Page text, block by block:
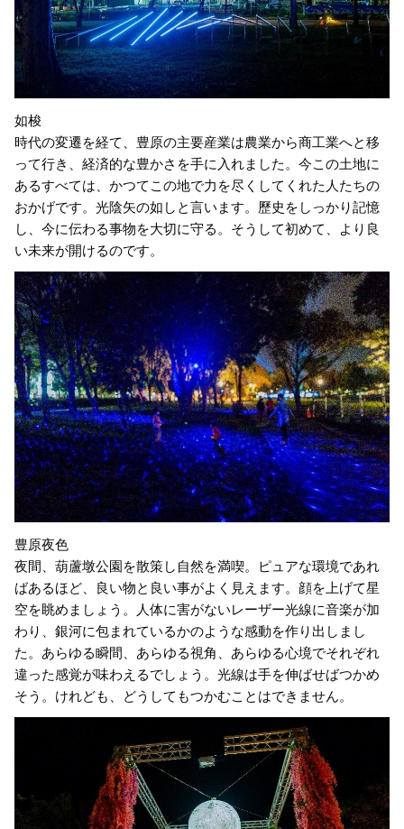
如梭
時代の変遷を経て、豊原の主要産業は農業から商工業へと移
って行き、経済的な豊かさを手に入れました。今この土地に
あるすべては、かつてこの地で力を尽くしてくれた人たちの
おかげです。光陰矢の如しと言います。歷史をしっかり記憶
し、今に伝わる事物を大切に守る。そうして初めて、より良
い未来が開けるのです。
豊原夜色
夜間、葫蘆墩公園を散策し自然を満喫。ピュアな環境であれ
ばあるほど、良い物と良い事がよく見えます。顔を上げて星
空を眺めましょう。人体に害がないレーザー光線に音楽が加
わり、銀河に包まれているかのような感動を作り出しまし
た。あらゆる瞬間、あらゆる視角、あらゆる心境でそれぞれ
違った感覚が味わえるでしょう。光線は手を伸ばせばつかめ
そう。けれども、どうしてもつかむことはできません。